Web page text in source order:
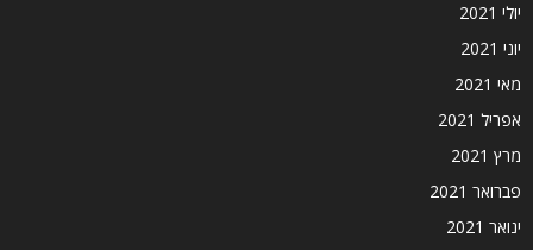
יולי 2021
יוני 2021
מאי 2021
אפריל 2021
מרץ 2021
פברואר 2021
ינואר 2021